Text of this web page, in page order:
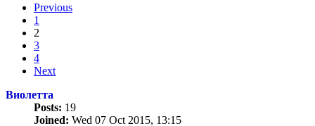
Previous
1
2
3
4
Next
Виолетта
Posts: 19
Joined: Wed 07 Oct 2015, 13:15